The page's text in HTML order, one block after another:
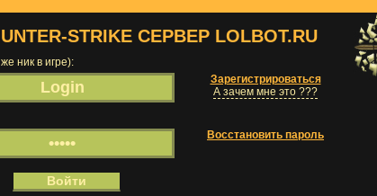
STRIKE СЕРВЕР LOLBOT.RU
ник в игре):
Зарегистрироваться
А зачем мне это ???
Восстановить пароль